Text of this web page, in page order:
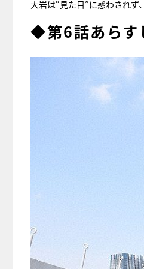
大岩は“見た目”に惑わされ
◆第6話あらす